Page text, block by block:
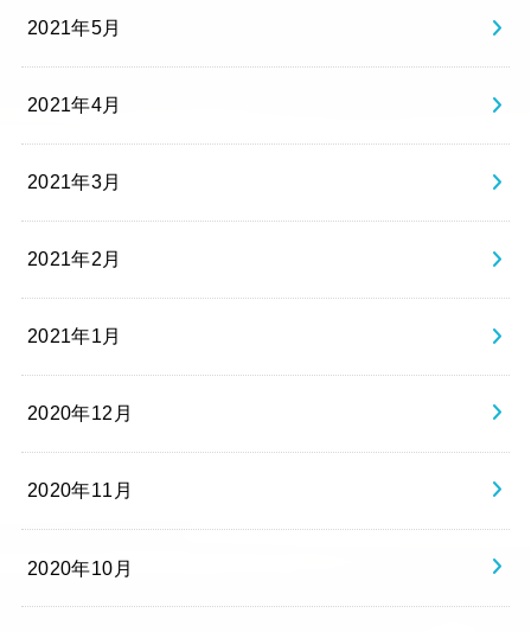
2021年5月
2021年4月
2021年3月
2021年2月
2021年1月
2020年12月
2020年11月
2020年10月